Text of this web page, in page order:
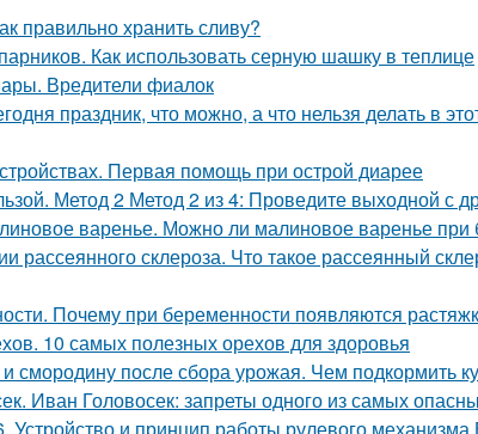
правильно хранить сливу?
Как использовать серную шашку в теплице
Вредители фиалок
праздник, что можно, а что нельзя делать в
Первая помощь при острой диарее
Метод 2 Метод 2 из 4: Проведите выходной с
варенье. Можно ли малиновое варенье при
рассеянного склероза. Что такое рассеянный
Почему при беременности появляются
10 самых полезных орехов для здоровья
смородину после сбора урожая. Чем подкормить
Иван Головосек: запреты одного из самых